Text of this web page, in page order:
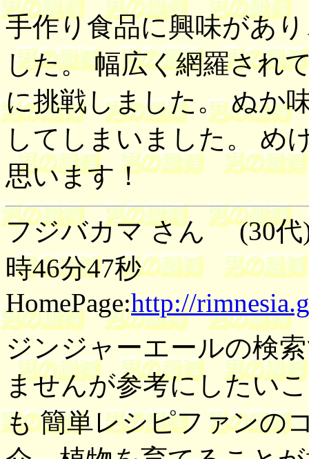
手作り食品に興味があ
した。 幅広く網羅され
に挑戦しました。 ぬか
してしまいました。 め
思います！
フジバカマ さん (30
時46分47秒
HomePage:http://
ジンジャーエールの検
ませんが参考にしたい
も 簡単レシピファンの